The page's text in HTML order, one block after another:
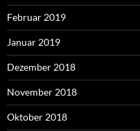
Februar 2019
Januar 2019
Dezember 2018
November 2018
Oktober 2018